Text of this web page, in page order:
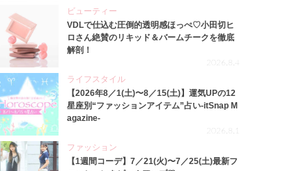
ビューティー
VDLで仕込む圧倒的透明感ほっぺ♡小田切ヒ
ロさん絶賛のリキッド＆バームチークを徹底
解剖！
2026.8.4
ライフスタイル
【2026年8／1(土)〜8／15(土)】運気UPの12
星座別“ファッションアイテム”占い-itSnap M
agazine-
2026.8.1
ファッション
【1週間コーデ】7／21(火)〜7／25(土)最新フ